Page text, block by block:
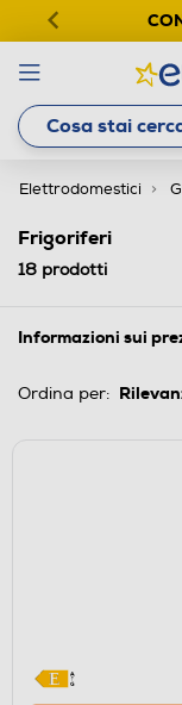
Elettrodomestici
Frigoriferi
18 prodotti
Informazioni sui
Ordina per: